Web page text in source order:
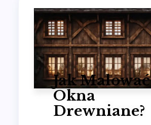
Jak Malować
Okna
Drewniane?